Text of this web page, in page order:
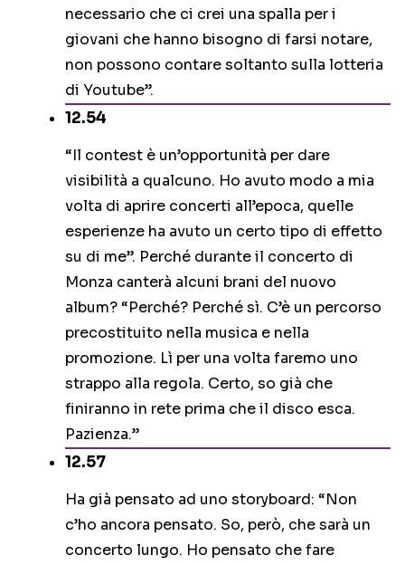
necessario che ci crei una spalla per i
giovani che hanno bisogno di farsi notare,
non possono contare soltanto sulla lotteria
di Youtube”.
12.54
“Il contest è un’opportunità per dare
visibilità a qualcuno. Ho avuto modo a mia
volta di aprire concerti all’epoca, quelle
esperienze ha avuto un certo tipo di effetto
su di me”. Perché durante il concerto di
Monza canterà alcuni brani del nuovo
album? “Perché? Perché sì. C’è un percorso
precostituito nella musica e nella
promozione. Lì per una volta faremo uno
strappo alla regola. Certo, so già che
finiranno in rete prima che il disco esca.
Pazienza.”
12.57
Ha già pensato ad uno storyboard: “Non
c’ho ancora pensato. So, però, che sarà un
concerto lungo. Ho pensato che fare